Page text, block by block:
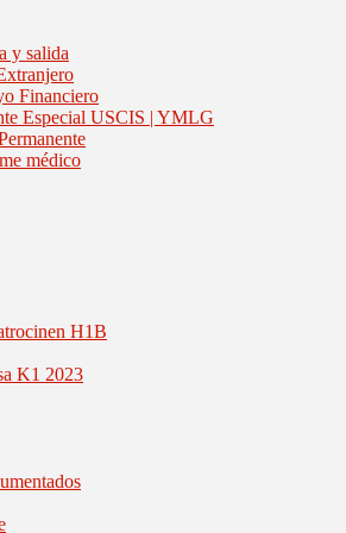
y salida
Financiero
Especial USCIS | YMLG
médico
H1B
K1 2023